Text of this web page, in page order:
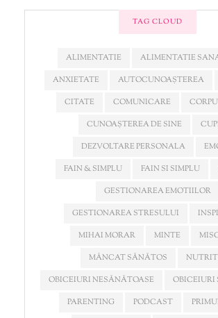
TAG CLOUD
ALIMENTATIE
ALIMENTATIE
ANXIETATE
AUTOCUNOAȘTEREA
CITATE
COMUNICARE
CUNOAȘTEREA DE SINE
DEZVOLTARE PERSONALA
FAIN & SIMPLU
FAIN SI SIMPLU
GESTIONAREA EMOTIILOR
GESTIONAREA STRESULUI
MIHAI MORAR
MINTE
MÂNCAT SĂNĂTOS
OBICEIURI NESĂNĂTOASE
OBICEIURI
PARENTING
PODCAST